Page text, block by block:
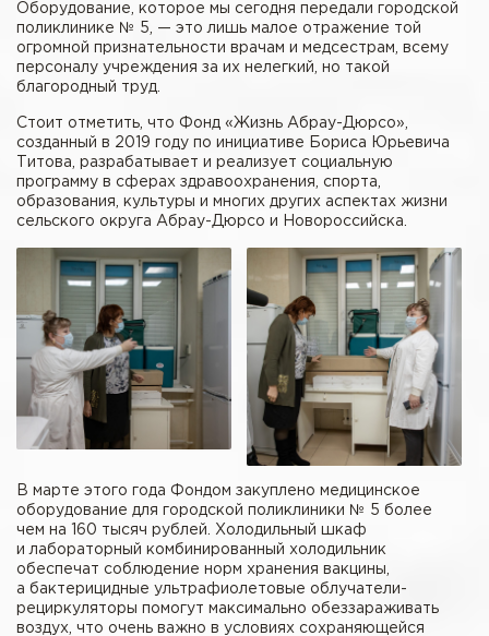
Оборудование, которое мы сегодня передали городской
поликлинике № 5, — это лишь малое отражение той
огромной признательности врачам и медсестрам, всему
персоналу учреждения за их нелегкий, но такой
благородный труд.
Стоит отметить, что Фонд «Жизнь Абрау-Дюрсо»,
созданный в 2019 году по инициативе Бориса Юрьевича
Титова, разрабатывает и реализует социальную
программу в сферах здравоохранения, спорта,
образования, культуры и многих других аспектах жизни
сельского округа Абрау-Дюрсо и Новороссийска.
В марте этого года Фондом закуплено медицинское
оборудование для городской поликлиники № 5 более
чем на 160 тысяч рублей. Холодильный шкаф
и лабораторный комбинированный холодильник
обеспечат соблюдение норм хранения вакцины,
а бактерицидные ультрафиолетовые облучатели-
рециркуляторы помогут максимально обеззараживать
воздух, что очень важно в условиях сохраняющейся